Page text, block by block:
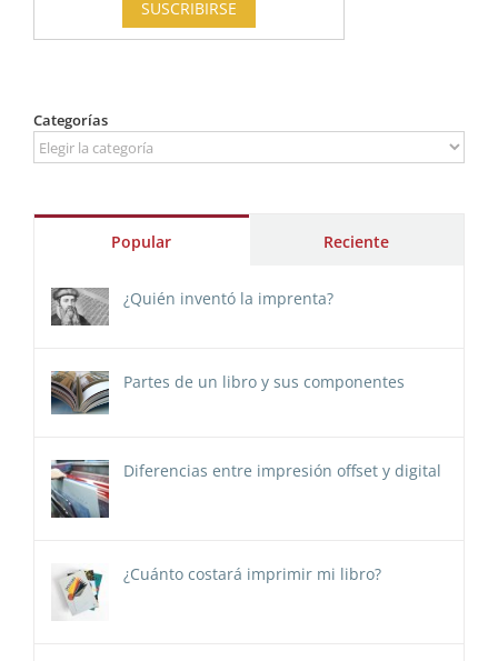
Categorías
Categorías
Popular Reciente
¿Quién inventó la imprenta?
Partes de un libro y sus componentes
Diferencias entre impresión offset y digital
¿Cuánto costará imprimir mi libro?